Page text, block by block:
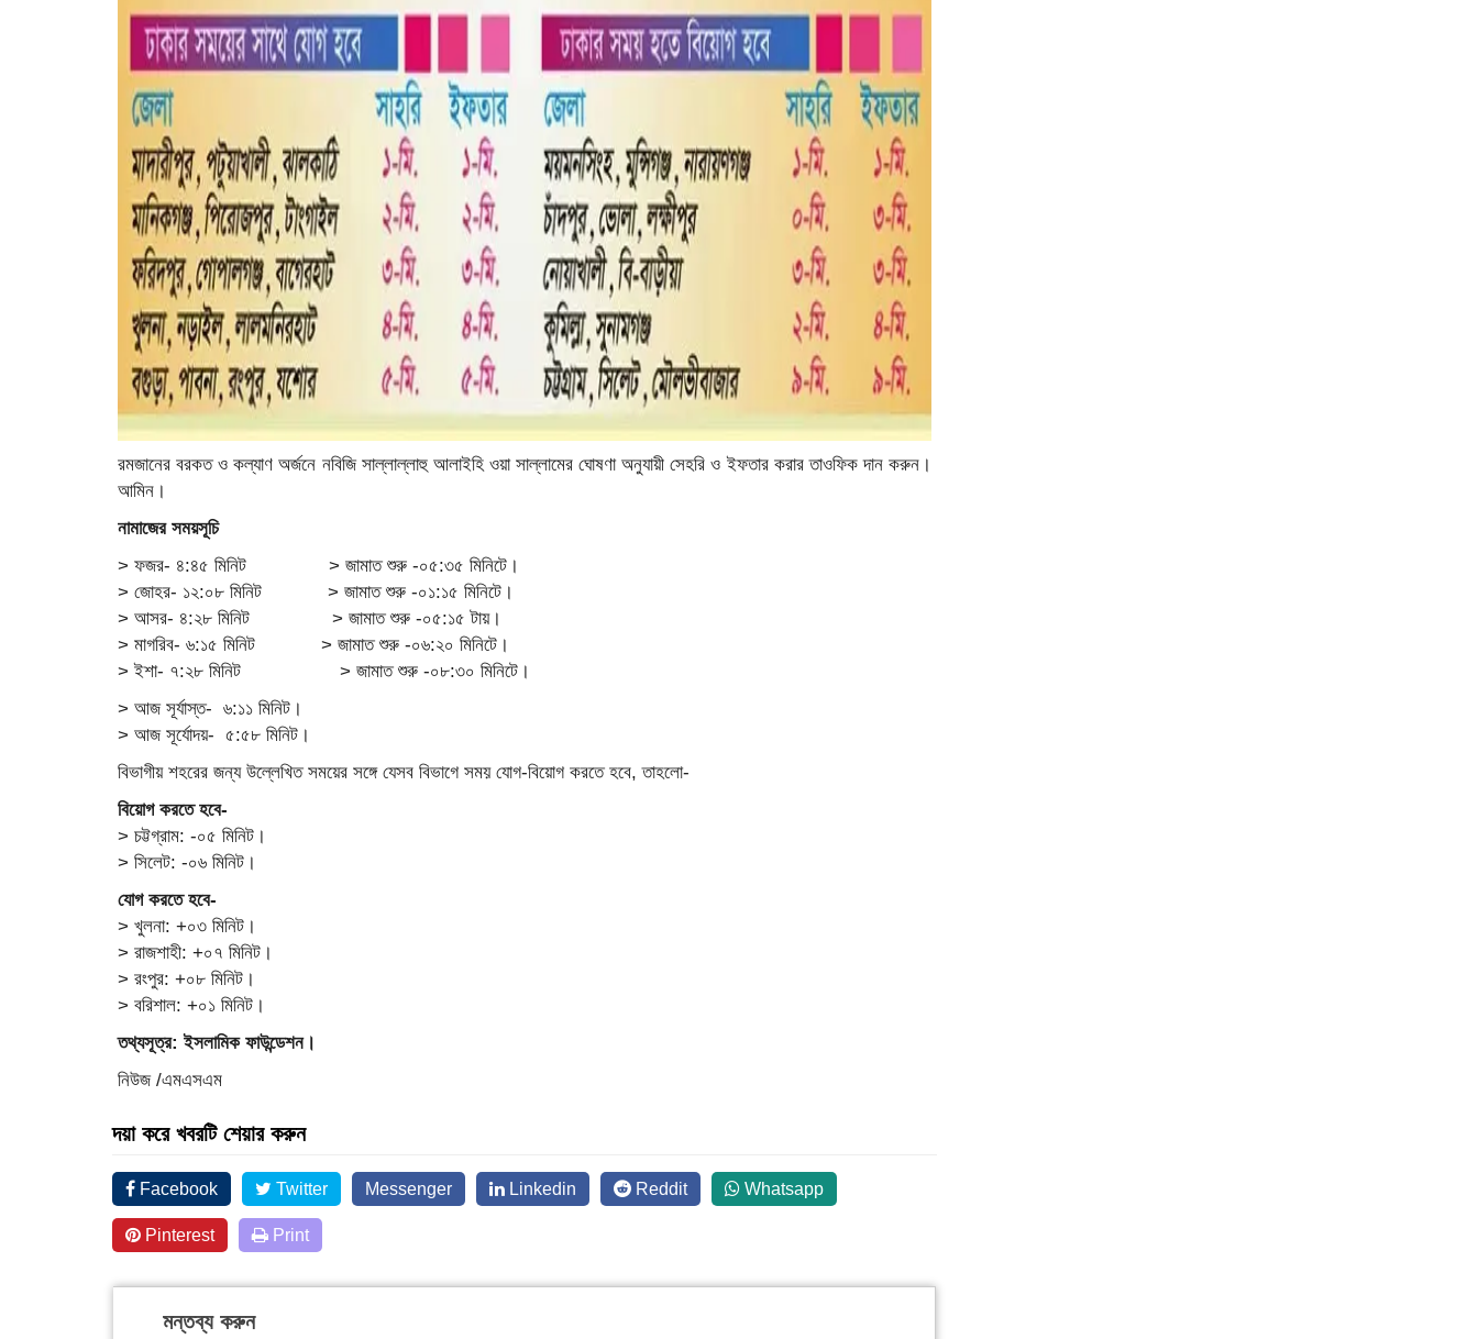
রমজানের বরকত ও কল্যাণ অর্জনে নবিজি সাল্লাল্লাহু আলাইহি ওয়া সাল্লামের ঘোষণা অনুযায়ী সেহরি ও ইফতার করার তাওফিক দান করুন।
আমিন।
নামাজের সময়সূচি
> ফজর- ৪:৪৫ মিনিট > জামাত শুরু -০৫:৩৫ মিনিটে।
> জোহর- ১২:০৮ মিনিট > জামাত শুরু -০১:১৫ মিনিটে।
> আসর- ৪:২৮ মিনিট > জামাত শুরু -০৫:১৫ টায়।
> মাগরিব- ৬:১৫ মিনিট > জামাত শুরু -০৬:২০ মিনিটে।
> ইশা- ৭:২৮ মিনিট > জামাত শুরু -০৮:৩০ মিনিটে।
> আজ সূর্যাস্ত- ৬:১১ মিনিট।
> আজ সূর্যোদয়- ৫:৫৮ মিনিট।
বিভাগীয় শহরের জন্য উল্লেখিত সময়ের সঙ্গে যেসব বিভাগে সময় যোগ-বিয়োগ করতে হবে, তাহলো-
বিয়োগ করতে হবে-
> চট্টগ্রাম: -০৫ মিনিট।
> সিলেট: -০৬ মিনিট।
যোগ করতে হবে-
> খুলনা: +০৩ মিনিট।
> রাজশাহী: +০৭ মিনিট।
> রংপুর: +০৮ মিনিট।
> বরিশাল: +০১ মিনিট।
তথ্যসূত্র: ইসলামিক ফাউন্ডেশন।
নিউজ /এমএসএম
দয়া করে খবরটি শেয়ার করুন
Facebook Twitter Messenger Linkedin Reddit Whatsapp
Pinterest Print
মন্তব্য করুন